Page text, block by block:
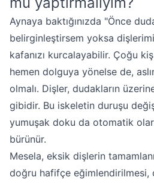
Aynaya baktığınızda "Önce
belirginleştirsem yoksa
kafanızı kurcalayabilir. Çoğu
hemen dolguya yönelse de,
olmalı. Dişler, dudakların
gibidir. Bu iskeletin duruşu
yumuşak doku da otomatik
bürünür.
Mesela, eksik dişlerin
doğru hafifçe eğimlendirilmesi,